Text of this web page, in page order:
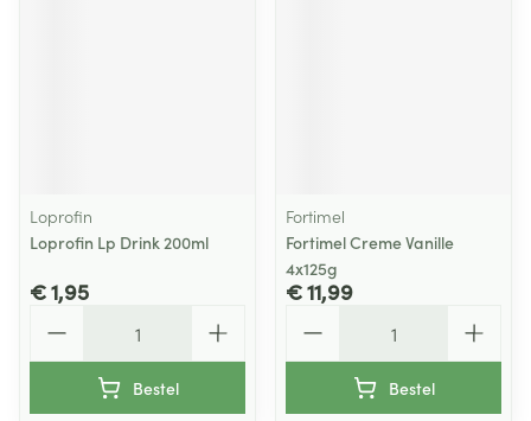
Loprofin
Loprofin Lp Drink 200ml
€ 1,95
Bestel
Fortimel
Fortimel Creme Vanille
4x125g
€ 11,99
Bestel